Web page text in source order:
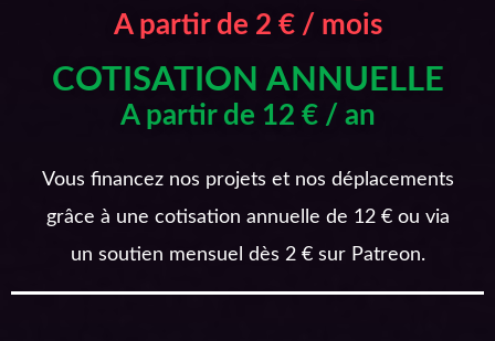
A partir de 2 € / mois
COTISATION ANNUELLE
A partir de 12 € / an
Vous financez nos projets et nos déplacements
grâce à une cotisation annuelle de 12 € ou via
un soutien mensuel dès 2 € sur Patreon.